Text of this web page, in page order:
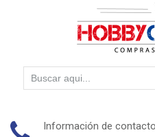
Información de contacto